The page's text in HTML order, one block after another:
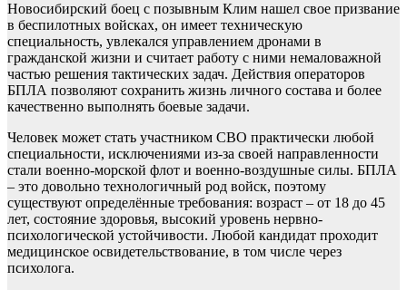
Новосибирский боец с позывным Клим нашел свое призвание
в беспилотных войсках, он имеет техническую
специальность, увлекался управлением дронами в
гражданской жизни и считает работу с ними немаловажной
частью решения тактических задач. Действия операторов
БПЛА позволяют сохранить жизнь личного состава и более
качественно выполнять боевые задачи.
Человек может стать участником СВО практически любой
специальности, исключениями из-за своей направленности
стали военно-морской флот и военно-воздушные силы. БПЛА
– это довольно технологичный род войск, поэтому
существуют определённые требования: возраст – от 18 до 45
лет, состояние здоровья, высокий уровень нервно-
психологической устойчивости. Любой кандидат проходит
медицинское освидетельствование, в том числе через
психолога.